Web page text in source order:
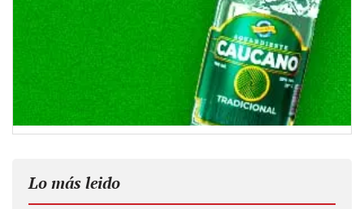
Lo más leido